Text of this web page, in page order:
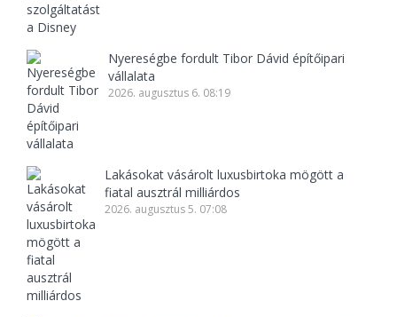
Nyereségbe fordult Tibor Dávid építőipari
vállalata
2026. augusztus 6. 08:19
Lakásokat vásárolt luxusbirtoka mögött a
fiatal ausztrál milliárdos
2026. augusztus 5. 07:08